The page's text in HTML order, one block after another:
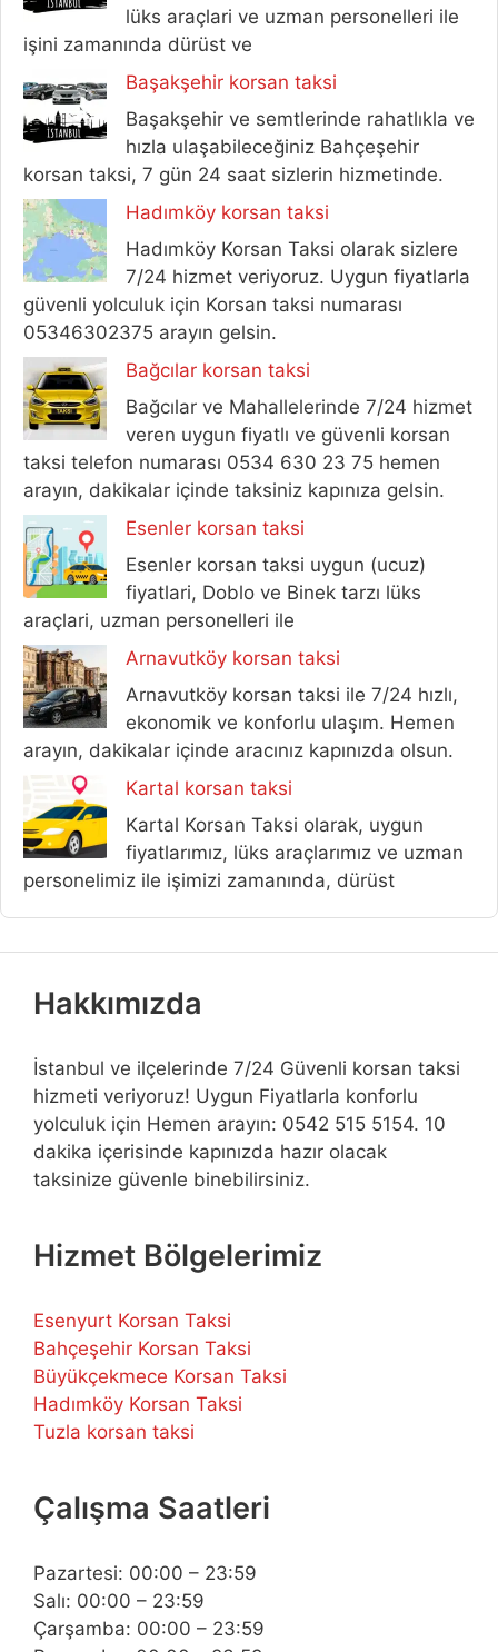
lüks araçlari ve uzman personelleri ile
işini zamanında dürüst ve
Başakşehir korsan taksi
Başakşehir ve semtlerinde rahatlıkla ve
hızla ulaşabileceğiniz Bahçeşehir
korsan taksi, 7 gün 24 saat sizlerin hizmetinde.
Hadımköy korsan taksi
Hadımköy Korsan Taksi olarak sizlere
7/24 hizmet veriyoruz. Uygun fiyatlarla
güvenli yolculuk için Korsan taksi numarası
05346302375 arayın gelsin.
Bağcılar korsan taksi
Bağcılar ve Mahallelerinde 7/24 hizmet
veren uygun fiyatlı ve güvenli korsan
taksi telefon numarası 0534 630 23 75 hemen
arayın, dakikalar içinde taksiniz kapınıza gelsin.
Esenler korsan taksi
Esenler korsan taksi uygun (ucuz)
fiyatlari, Doblo ve Binek tarzı lüks
araçlari, uzman personelleri ile
Arnavutköy korsan taksi
Arnavutköy korsan taksi ile 7/24 hızlı,
ekonomik ve konforlu ulaşım. Hemen
arayın, dakikalar içinde aracınız kapınızda olsun.
Kartal korsan taksi
Kartal Korsan Taksi olarak, uygun
fiyatlarımız, lüks araçlarımız ve uzman
personelimiz ile işimizi zamanında, dürüst
Hakkımızda
İstanbul ve ilçelerinde 7/24 Güvenli korsan taksi
hizmeti veriyoruz! Uygun Fiyatlarla konforlu
yolculuk için Hemen arayın: 0542 515 5154. 10
dakika içerisinde kapınızda hazır olacak
taksinize güvenle binebilirsiniz.
Hizmet Bölgelerimiz
Esenyurt Korsan Taksi
Bahçeşehir Korsan Taksi
Büyükçekmece Korsan Taksi
Hadımköy Korsan Taksi
Tuzla korsan taksi
Çalışma Saatleri
Pazartesi: 00:00 – 23:59
Salı: 00:00 – 23:59
Çarşamba: 00:00 – 23:59